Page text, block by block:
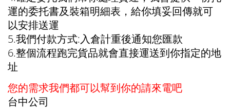
運的委托書及裝箱明細表，給你填妥回傳就可
以安排送運
5.我們付款方式:入倉計重後通知您匯款
6.整個流程跑完貨品就會直接運送到你指定的地
址
您的需求我們都可以幫到你的請來電吧
台中公司